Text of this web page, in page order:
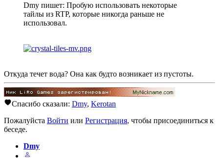
Dmy пишет: Пробую использовать некоторые
тайлы из RTP, которые никогда раньше не
использовал.
Откуда течет вода? Она как будто возникает из пустоты.
Спасибо сказали: Dmy, Kerotan
Пожалуйста Войти или Регистрация, чтобы присоединиться к
беседе.
Dmy